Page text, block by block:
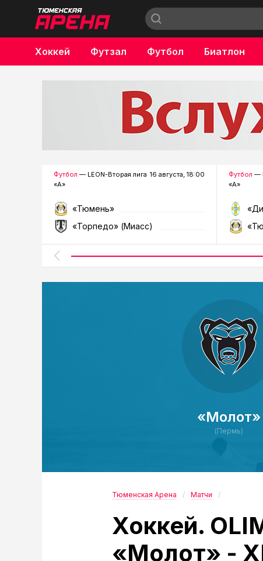
Хоккей Футзал Футбол Биатлон
Бокс
Футбол — LEON-Вторая лига
«А»
16 августа, 18:00
«Тюмень»
«Торпедо» (Миасс)
Футбол —
«А»
«Молот»
(Пермь)
Тюменская Арена Матчи
Хоккей.
«Молот» -